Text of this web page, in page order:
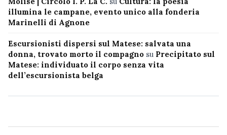
illumina le campane, evento unico alla fonderia
Marinelli di Agnone
Escursionisti dispersi sul Matese: salvata una
donna, trovato morto il compagno su Precipitato sul
Matese: individuato il corpo senza vita
dell’escursionista belga